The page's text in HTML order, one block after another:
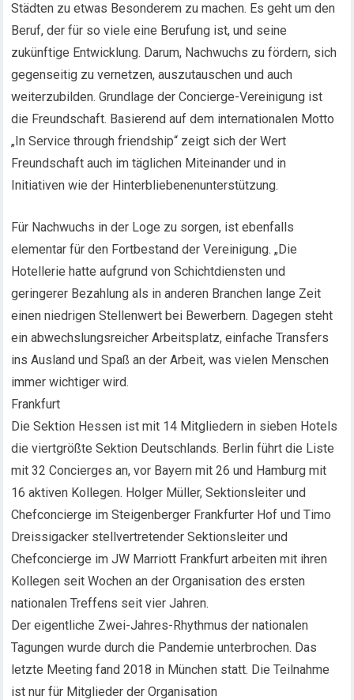
Städten zu etwas Besonderem zu machen. Es geht um den
Beruf, der für so viele eine Berufung ist, und seine
zukünftige Entwicklung. Darum, Nachwuchs zu fördern, sich
gegenseitig zu vernetzen, auszutauschen und auch
weiterzubilden. Grundlage der Concierge-Vereinigung ist
die Freundschaft. Basierend auf dem internationalen Motto
„In Service through friendship“ zeigt sich der Wert
Freundschaft auch im täglichen Miteinander und in
Initiativen wie der Hinterbliebenenunterstützung.
Für Nachwuchs in der Loge zu sorgen, ist ebenfalls
elementar für den Fortbestand der Vereinigung. „Die
Hotellerie hatte aufgrund von Schichtdiensten und
geringerer Bezahlung als in anderen Branchen lange Zeit
einen niedrigen Stellenwert bei Bewerbern. Dagegen steht
ein abwechslungsreicher Arbeitsplatz, einfache Transfers
ins Ausland und Spaß an der Arbeit, was vielen Menschen
immer wichtiger wird.
Frankfurt
Die Sektion Hessen ist mit 14 Mitgliedern in sieben Hotels
die viertgrößte Sektion Deutschlands. Berlin führt die Liste
mit 32 Concierges an, vor Bayern mit 26 und Hamburg mit
16 aktiven Kollegen. Holger Müller, Sektionsleiter und
Chefconcierge im Steigenberger Frankfurter Hof und Timo
Dreissigacker stellvertretender Sektionsleiter und
Chefconcierge im JW Marriott Frankfurt arbeiten mit ihren
Kollegen seit Wochen an der Organisation des ersten
nationalen Treffens seit vier Jahren.
Der eigentliche Zwei-Jahres-Rhythmus der nationalen
Tagungen wurde durch die Pandemie unterbrochen. Das
letzte Meeting fand 2018 in München statt. Die Teilnahme
ist nur für Mitglieder der Organisation